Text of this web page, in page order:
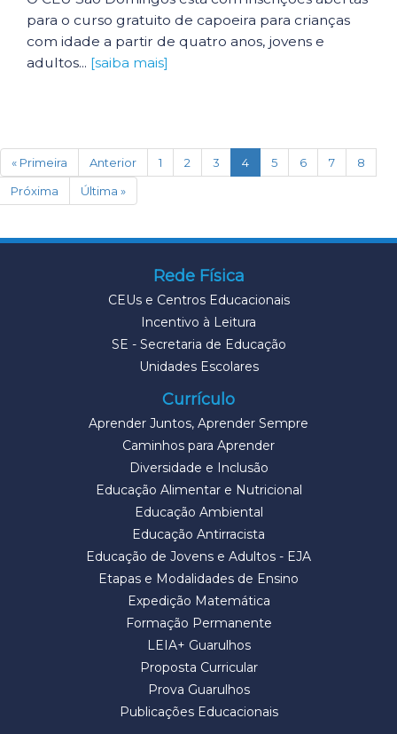
para o curso gratuito de capoeira para crianças
com idade a partir de quatro anos, jovens e
adultos... [saiba mais]
« Primeira Anterior 1 2 3 4(current)
5 6 7
8
Próxima
Última »
Rede Física
CEUs e Centros Educacionais
Incentivo à Leitura
SE - Secretaria de Educação
Unidades Escolares
Currículo
Aprender Juntos, Aprender Sempre
Caminhos para Aprender
Diversidade e Inclusão
Educação Alimentar e Nutricional
Educação Ambiental
Educação Antirracista
Educação de Jovens e Adultos - EJA
Etapas e Modalidades de Ensino
Expedição Matemática
Formação Permanente
LEIA+ Guarulhos
Proposta Curricular
Prova Guarulhos
Publicações Educacionais